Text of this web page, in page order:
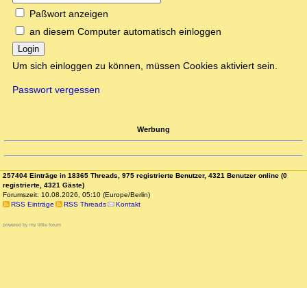
Paßwort anzeigen
an diesem Computer automatisch einloggen
Login
Um sich einloggen zu können, müssen Cookies aktiviert sein.
Passwort vergessen
Werbung
257404 Einträge in 18365 Threads, 975 registrierte Benutzer, 4321 Benutzer online (0
registrierte, 4321 Gäste)
Forumszeit: 10.08.2026, 05:10 (Europe/Berlin)
RSS Einträge
RSS Threads Kontakt
powered by my little forum